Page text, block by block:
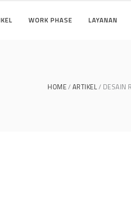
WORK PHASE LAYANAN
HOME ARTIKEL DESAIN